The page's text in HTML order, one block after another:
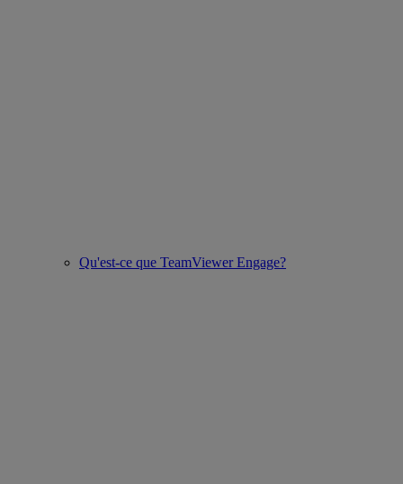
Qu'est-ce que TeamViewer Engage?